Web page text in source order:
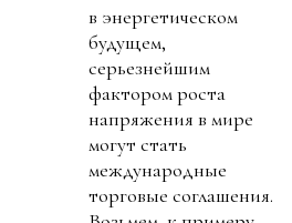
в энергетическом
будущем,
серьезнейшим
фактором роста
напряжения в мире
могут стать
международные
торговые соглашения.